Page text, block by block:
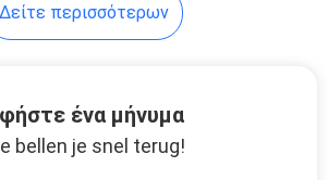
οργάνων
Δείτε περισσότερων
ένα μήνυμα
bellen je snel terug!